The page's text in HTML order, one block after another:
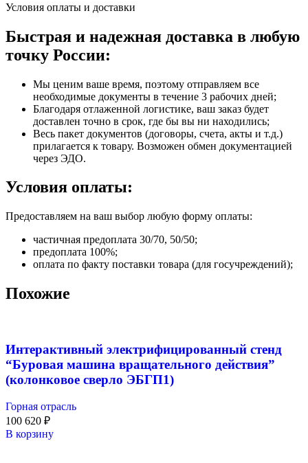
Условия оплаты и доставки
Быстрая и надежная доставка в любую
точку России:
Мы ценим ваше время, поэтому отправляем все
необходимые документы в течение 3 рабочих дней;
Благодаря отлаженной логистике, ваш заказ будет
доставлен точно в срок, где бы вы ни находились;
Весь пакет документов (договоры, счета, акты и т.д.)
прилагается к товару. Возможен обмен документацией
через ЭДО.
Условия оплаты:
Предоставляем на ваш выбор любую форму оплаты:
частичная предоплата 30/70, 50/50;
предоплата 100%;
оплата по факту поставки товара (для госучреждений);
Похожие
Интерактивный электрифицированный стенд
“Буровая машина вращательного действия”
(колонковое сверло ЭБГП1)
Горная отрасль
100 620 ₽
В корзину